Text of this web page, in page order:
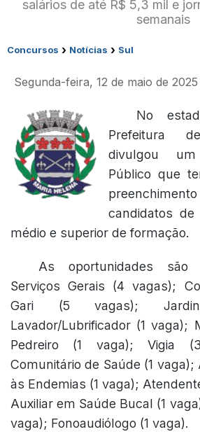
salários de até R$ 5,3 mil e
semanais
Concursos › Notícias › Sul
Segunda-feira, 12 de maio de 2025
No
Prefeitura
divulgou
Público que
candidatos
médio e superior de formação.
As oportunidades
Serviços Gerais (4 vagas);
Gari (5 vagas);
Lavador/Lubrificador (1 vaga);
Pedreiro (1 vaga); Vigia
Comunitário de Saúde (1
às Endemias (1 vaga);
Auxiliar em Saúde Bucal (1
vaga); Fonoaudiólogo (1 vaga).